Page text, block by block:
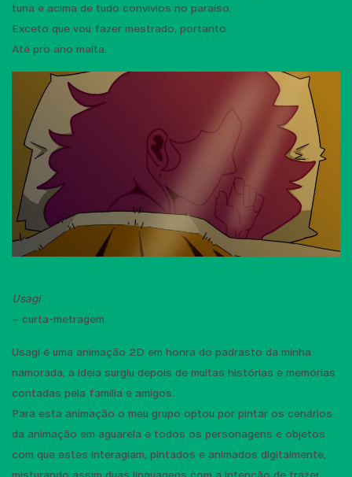
tuna e acima de tudo convívios no paraíso.
Exceto que vou fazer mestrado, portanto
Até pro ano malta.
Usagi
– curta-metragem
Usagi é uma animação 2D em honra do padrasto da minha
namorada, a ideia surgiu depois de muitas histórias e memórias
contadas pela família e amigos.
Para esta animação o meu grupo optou por pintar os cenários
da animação em aguarela e todos os personagens e objetos
com que estes interagiam, pintados e animados digitalmente,
misturando assim duas linguagens com a intenção de trazer